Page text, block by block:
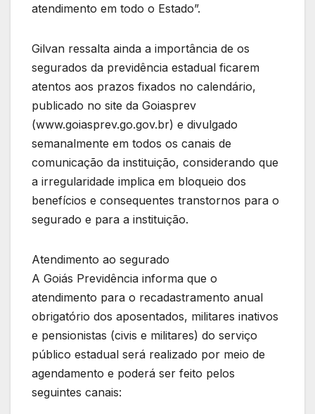
atendimento em todo o Estado”.
Gilvan ressalta ainda a importância de os
segurados da previdência estadual ficarem
atentos aos prazos fixados no calendário,
publicado no site da Goiasprev
(www.goiasprev.go.gov.br) e divulgado
semanalmente em todos os canais de
comunicação da instituição, considerando que
a irregularidade implica em bloqueio dos
benefícios e consequentes transtornos para o
segurado e para a instituição.
Atendimento ao segurado
A Goiás Previdência informa que o
atendimento para o recadastramento anual
obrigatório dos aposentados, militares inativos
e pensionistas (civis e militares) do serviço
público estadual será realizado por meio de
agendamento e poderá ser feito pelos
seguintes canais: